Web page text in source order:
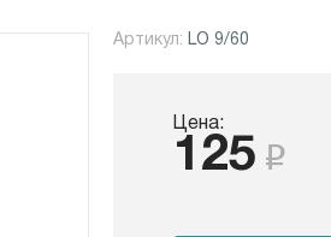
Артикул: LO 9/60
Цена:
125